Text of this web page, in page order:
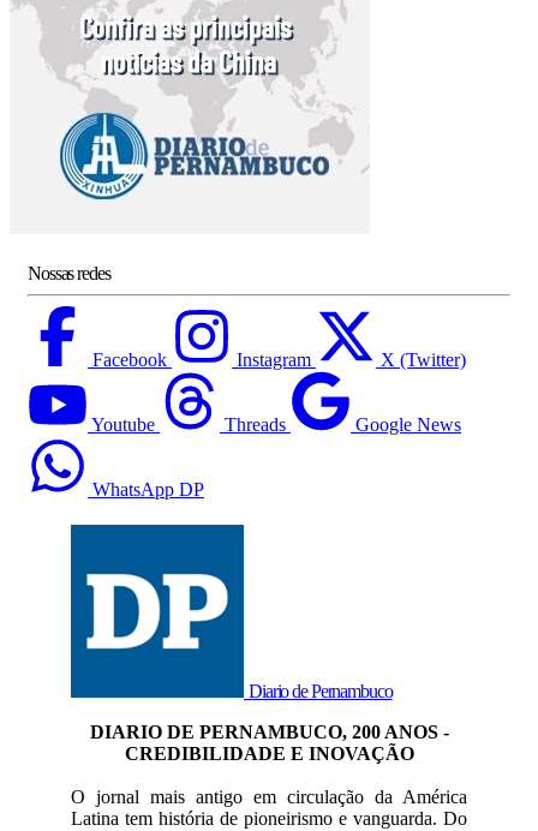
Nossas redes
Facebook Instagram X (Twitter)
Youtube Threads Google News
WhatsApp DP
Diario de Pernambuco
DIARIO DE PERNAMBUCO, 200 ANOS -
CREDIBILIDADE E INOVAÇÃO
O jornal mais antigo em circulação da América
Latina tem história de pioneirismo e vanguarda. Do